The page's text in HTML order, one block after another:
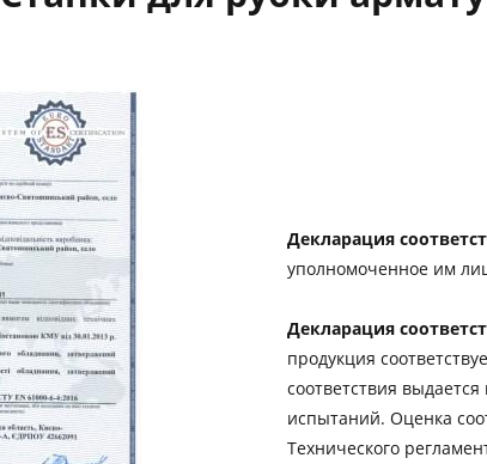
Декларация
уполномоченное им
Декларация
продукция
соответствия
испытаний. Оценка
Технического